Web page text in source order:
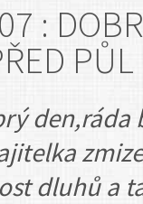
:
dluhů a